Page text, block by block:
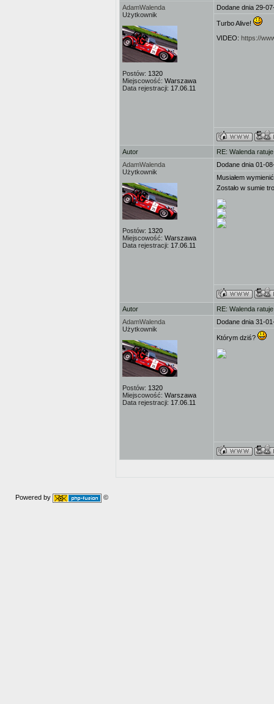
AdamWalenda
Użytkownik
Postów: 1320
Miejscowość: Warszawa
Data rejestracji: 17.06.11
Dodane dnia 29-
Turbo Alive!
VIDEO: https://
Autor
RE: Walenda
AdamWalenda
Użytkownik
Postów: 1320
Miejscowość: Warszawa
Data rejestracji: 17.06.11
Dodane dnia 01-
Musiałem
Zostało w sumie
Autor
RE: Walenda
AdamWalenda
Użytkownik
Postów: 1320
Miejscowość: Warszawa
Data rejestracji: 17.06.11
Dodane dnia 31-
Którym dziś?
Powered by ©